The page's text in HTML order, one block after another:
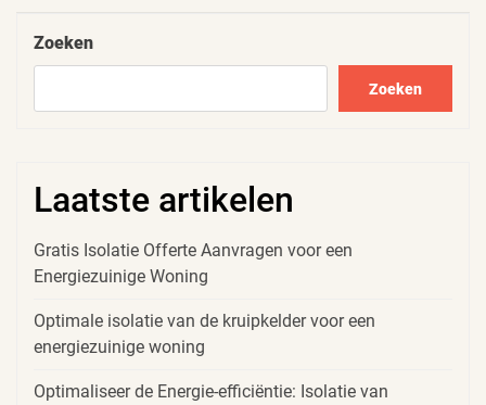
Zoeken
Zoeken
Laatste artikelen
Gratis Isolatie Offerte Aanvragen voor een
Energiezuinige Woning
Optimale isolatie van de kruipkelder voor een
energiezuinige woning
Optimaliseer de Energie-efficiëntie: Isolatie van